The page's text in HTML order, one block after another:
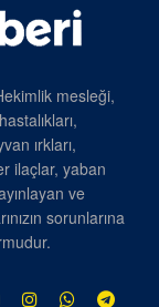
mesleği,
ırkları,
ilaçlar, yaban
ve
sorunlarına